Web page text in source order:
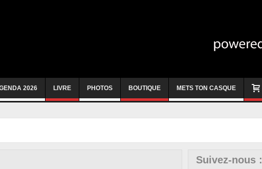
2026 LIVRE PHOTOS BOUTIQUE METS TON CASQUE
Suivez-nous :